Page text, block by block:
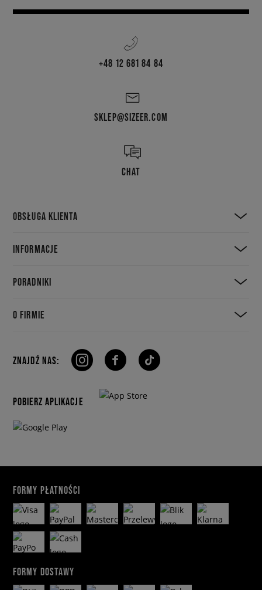
+48 12 681 84 84
SKLEP@SIZEER.COM
CHAT
OBSŁUGA KLIENTA
INFORMACJE
PORADNIKI
O FIRMIE
ZNAJDŹ NAS:
POBIERZ APLIKACJE
FORMY PŁATNOŚCI
FORMY DOSTAWY